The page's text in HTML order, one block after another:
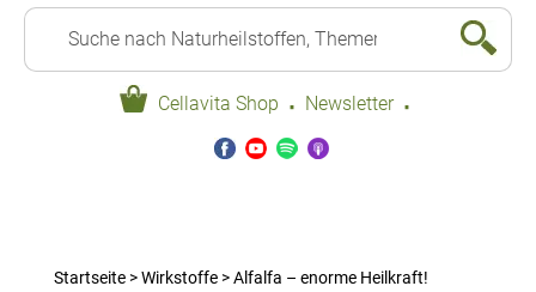
Cellavita Shop · Newsletter ·
Startseite>Wirkstoffe>Alfalfa – enorme Heilkraft!